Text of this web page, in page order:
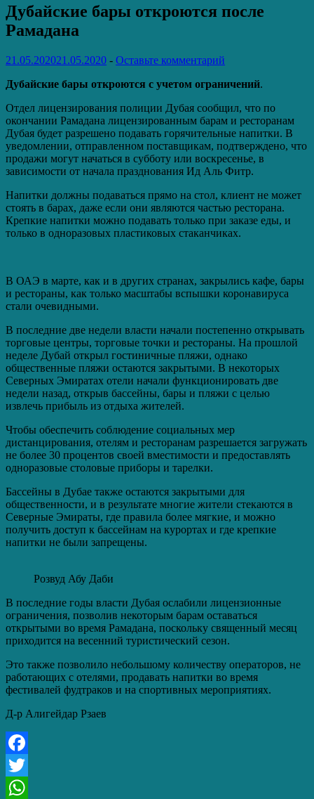
Дубайские бары откроются после
Рамадана
21.05.202021.05.2020 - Оставьте комментарий
Дубайские бары откроются с учетом ограничений.
Отдел лицензирования полиции Дубая сообщил, что по
окончании Рамадана лицензированным барам и ресторанам
Дубая будет разрешено подавать горячительные напитки. В
уведомлении, отправленном поставщикам, подтверждено, что
продажи могут начаться в субботу или воскресенье, в
зависимости от начала празднования Ид Аль Фитр.
Напитки должны подаваться прямо на стол, клиент не может
стоять в барах, даже если они являются частью ресторана.
Крепкие напитки можно подавать только при заказе еды, и
только в одноразовых пластиковых стаканчиках.
В ОАЭ в марте, как и в других странах, закрылись кафе, бары
и рестораны, как только масштабы вспышки коронавируса
стали очевидными.
В последние две недели власти начали постепенно открывать
торговые центры, торговые точки и рестораны. На прошлой
неделе Дубай открыл гостиничные пляжи, однако
общественные пляжи остаются закрытыми. В некоторых
Северных Эмиратах отели начали функционировать две
недели назад, открыв бассейны, бары и пляжи с целью
извлечь прибыль из отдыха жителей.
Чтобы обеспечить соблюдение социальных мер
дистанцирования, отелям и ресторанам разрешается загружать
не более 30 процентов своей вместимости и предоставлять
одноразовые столовые приборы и тарелки.
Бассейны в Дубае также остаются закрытыми для
общественности, и в результате многие жители стекаются в
Северные Эмираты, где правила более мягкие, и можно
получить доступ к бассейнам на курортах и где крепкие
напитки не были запрещены.
Розвуд Абу Даби
В последние годы власти Дубая ослабили лицензионные
ограничения, позволив некоторым барам оставаться
открытыми во время Рамадана, поскольку священный месяц
приходится на весенний туристический сезон.
Это также позволило небольшому количеству операторов, не
работающих с отелями, продавать напитки во время
фестивалей фудтраков и на спортивных мероприятиях.
Д-р Алигейдар Рзаев
Facebook
Twitter